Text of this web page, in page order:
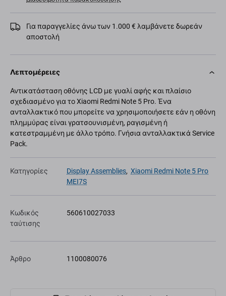
Για παραγγελίες άνω των 1.000 € λαμβάνετε δωρεάν
αποστολή
Λεπτομέρειες
Αντικατάσταση οθόνης LCD με γυαλί αφής και πλαίσιο
σχεδιασμένο για το Xiaomi Redmi Note 5 Pro. Ένα
ανταλλακτικό που μπορείτε να χρησιμοποιήσετε εάν η οθόνη
πλημμύρας είναι γρατσουνισμένη, ραγισμένη ή
κατεστραμμένη με άλλο τρόπο. Γνήσια ανταλλακτικά Service
Pack.
Κατηγορίες Display Assemblies, Xiaomi Redmi Note 5 Pro
MEI7S
Κωδικός
ταύτισης
560610027033
Άρθρο 1100080076